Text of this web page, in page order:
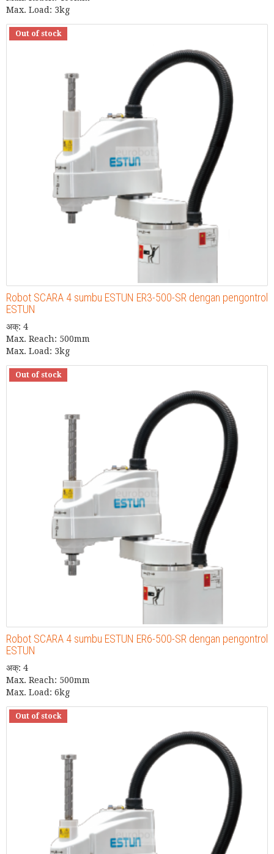
Max. Load: 3kg
Out of stock
Robot SCARA 4 sumbu ESTUN ER3-500-SR dengan pengontrol
ESTUN
अक्: 4
Max. Reach: 500mm
Max. Load: 3kg
Out of stock
Robot SCARA 4 sumbu ESTUN ER6-500-SR dengan pengontrol
ESTUN
अक्: 4
Max. Reach: 500mm
Max. Load: 6kg
Out of stock